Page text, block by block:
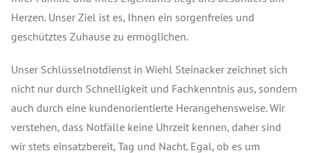
Herzen. Unser Ziel ist es, Ihnen ein sorgenfreies und
geschütztes Zuhause zu ermöglichen.
Unser Schlüsselnotdienst in Wiehl Steinacker zeichnet sich
nicht nur durch Schnelligkeit und Fachkenntnis aus, sondern
auch durch eine kundenorientierte Herangehensweise. Wir
verstehen, dass Notfälle keine Uhrzeit kennen, daher sind
wir stets einsatzbereit, Tag und Nacht. Egal, ob es um